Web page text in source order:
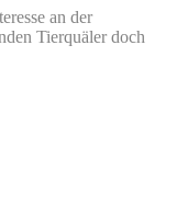
an der
Tierquäler doch